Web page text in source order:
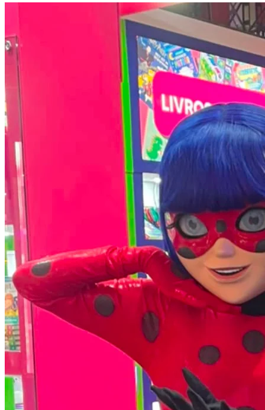
Vasco